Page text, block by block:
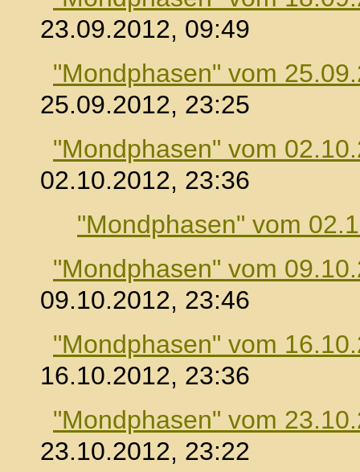
23.09.2012, 09:49
"Mondphasen" vom
25.09.2012, 23:25
"Mondphasen" vom
02.10.2012, 23:36
"Mondphasen" vom
"Mondphasen" vom
09.10.2012, 23:46
"Mondphasen" vom
16.10.2012, 23:36
"Mondphasen" vom
23.10.2012, 23:22